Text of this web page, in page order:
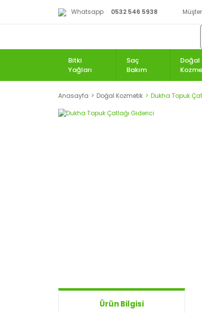
Whatsapp 0532 546 5938
Bitki
Yağları
Saç
Bakım
Doğal
Anasayfa Doğal Kozmetik Dukha Topuk
Ürün Bilgisi